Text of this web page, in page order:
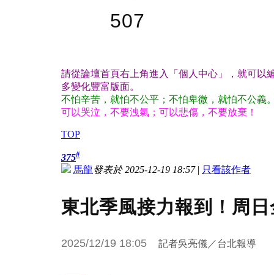
507
請從論壇首頁右上角進入「個人中心」，就可以
多變化豐富版面。
不怕辛苦，就怕不公平；不怕卑微，就怕不公義
可以哭泣，不要洩氣；可以悲傷，不要放棄！
TOP
375#
馬龍發表於 2025-12-19 18:57| 只看該作者
東北季風接力報到！周
2025/12/19 18:05 記者吳亮儀／台北報導